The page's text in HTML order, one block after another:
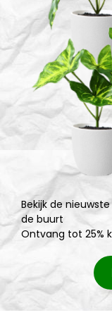
Bekijk de
de buurt
Ontvang tot 25%